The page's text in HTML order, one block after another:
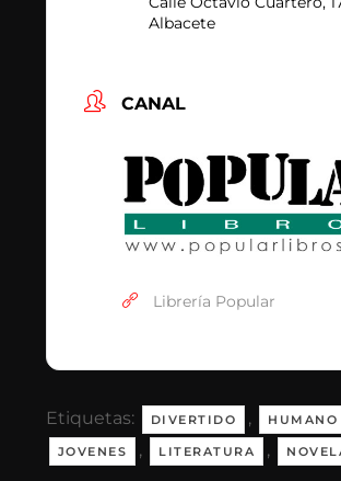
Albacete
CANAL
Librería Popular
Etiquetas: DIVERTIDO , HUMANO
JOVENES , LITERATURA ,